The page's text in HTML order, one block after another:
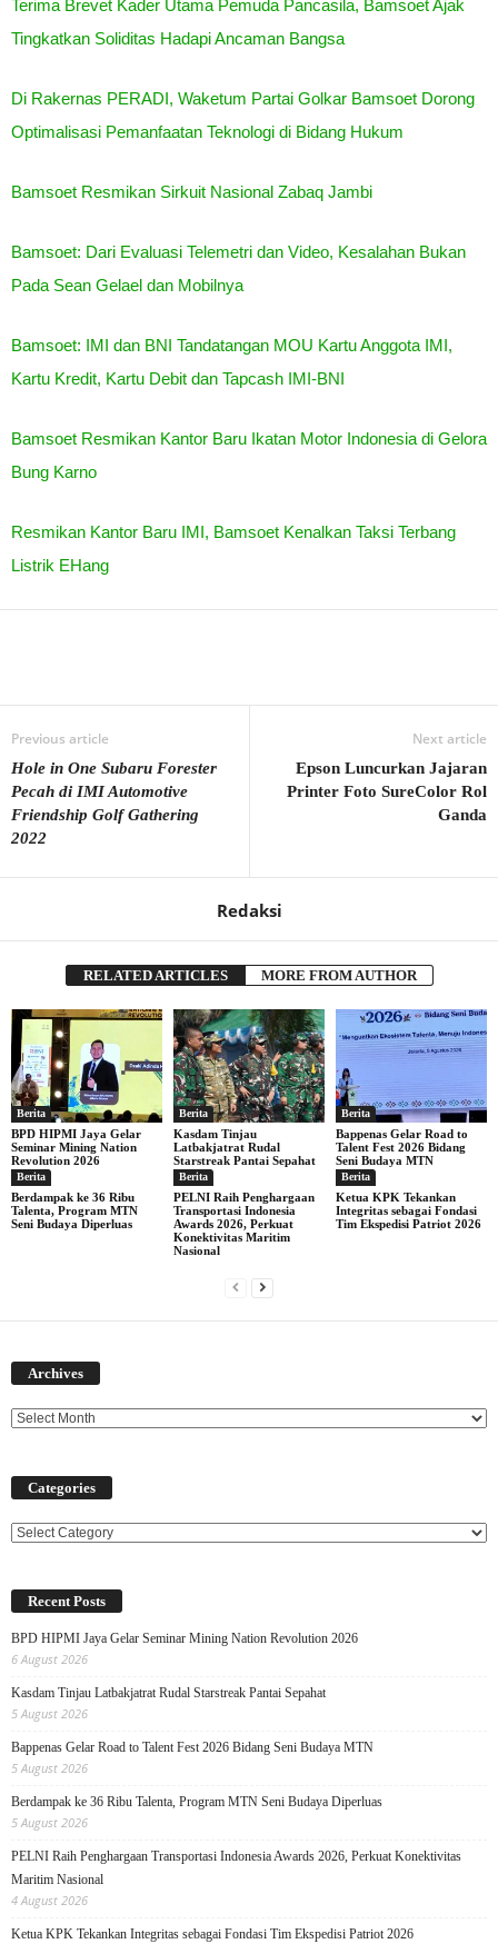
Terima Brevet Kader Utama Pemuda Pancasila, Bamsoet Ajak
Tingkatkan Soliditas Hadapi Ancaman Bangsa
Di Rakernas PERADI, Waketum Partai Golkar Bamsoet Dorong
Optimalisasi Pemanfaatan Teknologi di Bidang Hukum
Bamsoet Resmikan Sirkuit Nasional Zabaq Jambi
Bamsoet: Dari Evaluasi Telemetri dan Video, Kesalahan Bukan
Pada Sean Gelael dan Mobilnya
Bamsoet: IMI dan BNI Tandatangan MOU Kartu Anggota IMI,
Kartu Kredit, Kartu Debit dan Tapcash IMI-BNI
Bamsoet Resmikan Kantor Baru Ikatan Motor Indonesia di Gelora
Bung Karno
Resmikan Kantor Baru IMI, Bamsoet Kenalkan Taksi Terbang
Listrik EHang
Previous article
Hole in One Subaru Forester
Pecah di IMI Automotive
Friendship Golf Gathering
2022
Next article
Epson Luncurkan Jajaran
Printer Foto SureColor Rol
Ganda
Redaksi
RELATED ARTICLES MORE FROM AUTHOR
Berita
BPD HIPMI Jaya Gelar
Seminar Mining Nation
Revolution 2026
Berita
Kasdam Tinjau
Latbakjatrat Rudal
Starstreak Pantai Sepahat
Berita
Bappenas Gelar Road to
Talent Fest 2026 Bidang
Seni Budaya MTN
Berita
Berdampak ke 36 Ribu
Talenta, Program MTN
Seni Budaya Diperluas
Berita
PELNI Raih Penghargaan
Transportasi Indonesia
Awards 2026, Perkuat
Konektivitas Maritim
Nasional
Berita
Ketua KPK Tekankan
Integritas sebagai Fondasi
Tim Ekspedisi Patriot 2026
Archives
Categories
Categories
Recent Posts
BPD HIPMI Jaya Gelar Seminar Mining Nation Revolution 2026
6 August 2026
Kasdam Tinjau Latbakjatrat Rudal Starstreak Pantai Sepahat
5 August 2026
Bappenas Gelar Road to Talent Fest 2026 Bidang Seni Budaya MTN
5 August 2026
Berdampak ke 36 Ribu Talenta, Program MTN Seni Budaya Diperluas
5 August 2026
PELNI Raih Penghargaan Transportasi Indonesia Awards 2026, Perkuat Konektivitas
Maritim Nasional
4 August 2026
Ketua KPK Tekankan Integritas sebagai Fondasi Tim Ekspedisi Patriot 2026